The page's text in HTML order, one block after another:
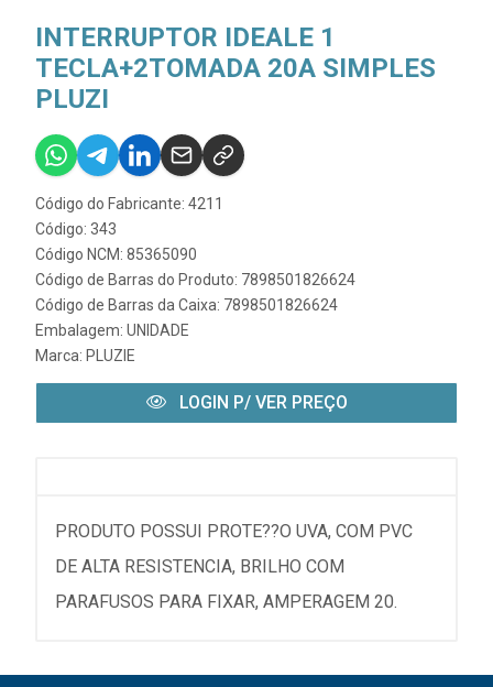
INTERRUPTOR IDEALE 1
TECLA+2TOMADA 20A SIMPLES
PLUZI
Código do Fabricante: 4211
Código: 343
Código NCM: 85365090
Código de Barras do Produto: 7898501826624
Código de Barras da Caixa: 7898501826624
Embalagem: UNIDADE
Marca: PLUZIE
LOGIN P/ VER PREÇO
PRODUTO POSSUI PROTE??O UVA, COM PVC
DE ALTA RESISTENCIA, BRILHO COM
PARAFUSOS PARA FIXAR, AMPERAGEM 20.